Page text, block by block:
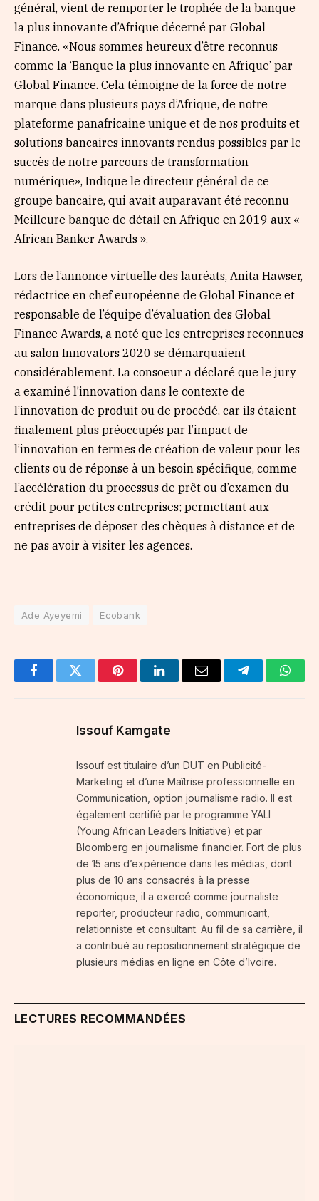
général, vient de remporter le trophée de la banque
la plus innovante d’Afrique décerné par Global
Finance. «Nous sommes heureux d’être reconnus
comme la ‘Banque la plus innovante en Afrique’ par
Global Finance. Cela témoigne de la force de notre
marque dans plusieurs pays d’Afrique, de notre
plateforme panafricaine unique et de nos produits et
solutions bancaires innovants rendus possibles par le
succès de notre parcours de transformation
numérique», Indique le directeur général de ce
groupe bancaire, qui avait auparavant été reconnu
Meilleure banque de détail en Afrique en 2019 aux «
African Banker Awards ».
Lors de l’annonce virtuelle des lauréats, Anita Hawser,
rédactrice en chef européenne de Global Finance et
responsable de l’équipe d’évaluation des Global
Finance Awards, a noté que les entreprises reconnues
au salon Innovators 2020 se démarquaient
considérablement. La consoeur a déclaré que le jury
a examiné l’innovation dans le contexte de
l’innovation de produit ou de procédé, car ils étaient
finalement plus préoccupés par l’impact de
l’innovation en termes de création de valeur pour les
clients ou de réponse à un besoin spécifique, comme
l’accélération du processus de prêt ou d’examen du
crédit pour petites entreprises; permettant aux
entreprises de déposer des chèques à distance et de
ne pas avoir à visiter les agences.
Ade Ayeyemi Ecobank
FacebookTwitter PinterestLinkedInEmail Telegram
Issouf Kamgate
Issouf est titulaire d’un DUT en Publicité-
Marketing et d’une Maîtrise professionnelle en
Communication, option journalisme radio. Il est
également certifié par le programme YALI
(Young African Leaders Initiative) et par
Bloomberg en journalisme financier. Fort de plus
de 15 ans d’expérience dans les médias, dont
plus de 10 ans consacrés à la presse
économique, il a exercé comme journaliste
reporter, producteur radio, communicant,
relationniste et consultant. Au fil de sa carrière, il
a contribué au repositionnement stratégique de
plusieurs médias en ligne en Côte d’Ivoire.
LECTURES RECOMMANDÉES